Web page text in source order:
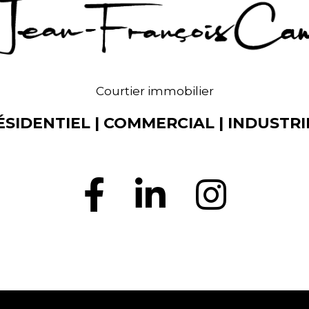
Courtier immobilier
| COMMERCIAL |